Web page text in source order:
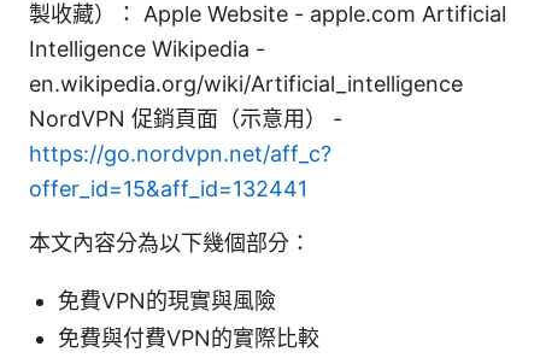
製收藏）： Apple Website - apple.com Artificial
Intelligence Wikipedia -
en.wikipedia.org/wiki/Artificial_intelligence
NordVPN 促銷頁面（示意用） -
https://go.nordvpn.net/aff_c?
offer_id=15&aff_id=132441
本文內容分為以下幾個部分：
免費VPN的現實與風險
免費與付費VPN的實際比較